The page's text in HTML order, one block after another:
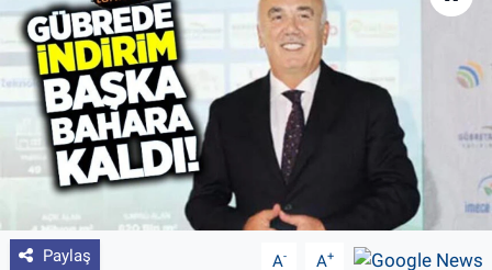
Paylaş A- A+
Tarım Bilgisi
Yetiştirici Soruyor
Dünyada Tarım
Üretici Birlikleri
Şeker ve Şekerli Mamüller